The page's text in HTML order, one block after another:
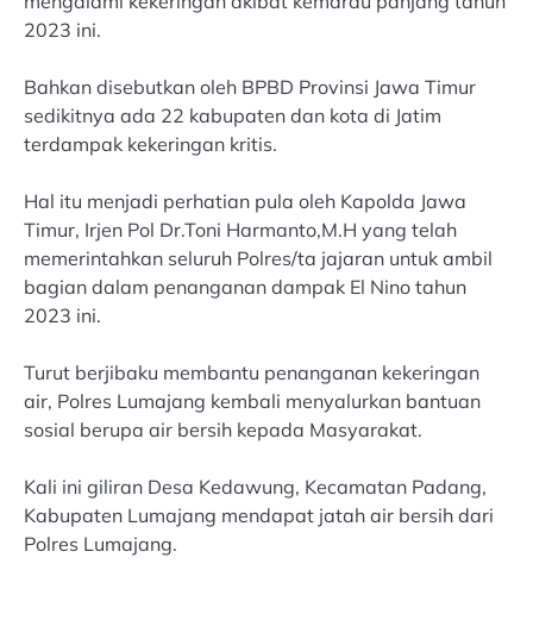
2023 ini.
Bahkan disebutkan oleh BPBD Provinsi Jawa Timur
sedikitnya ada 22 kabupaten dan kota di Jatim
terdampak kekeringan kritis.
Hal itu menjadi perhatian pula oleh Kapolda Jawa
Timur, Irjen Pol Dr.Toni Harmanto,M.H yang telah
memerintahkan seluruh Polres/ta jajaran untuk ambil
bagian dalam penanganan dampak El Nino tahun
2023 ini.
Turut berjibaku membantu penanganan kekeringan
air, Polres Lumajang kembali menyalurkan bantuan
sosial berupa air bersih kepada Masyarakat.
Kali ini giliran Desa Kedawung, Kecamatan Padang,
Kabupaten Lumajang mendapat jatah air bersih dari
Polres Lumajang.